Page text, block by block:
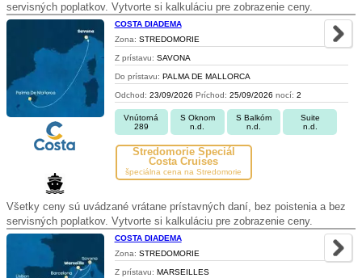
servisných poplatkov. Vytvorte si kalkuláciu pre zobrazenie ceny.
COSTA DIADEMA
Zona: STREDOMORIE
Z prístavu: SAVONA
Do prístavu: PALMA DE MALLORCA
Odchod: 23/09/2026 Príchod: 25/09/2026 nocí: 2
Vnútorná
289
S Oknom
n.d.
S Balkóm
n.d.
Suite
n.d.
Stredomorie Špeciál
Costa Cruises
špeciálna cena na Stredomorie
Všetky ceny sú uvádzané vrátane prístavných daní, bez poistenia a bez
servisných poplatkov. Vytvorte si kalkuláciu pre zobrazenie ceny.
COSTA DIADEMA
Zona: STREDOMORIE
Z prístavu: MARSEILLES